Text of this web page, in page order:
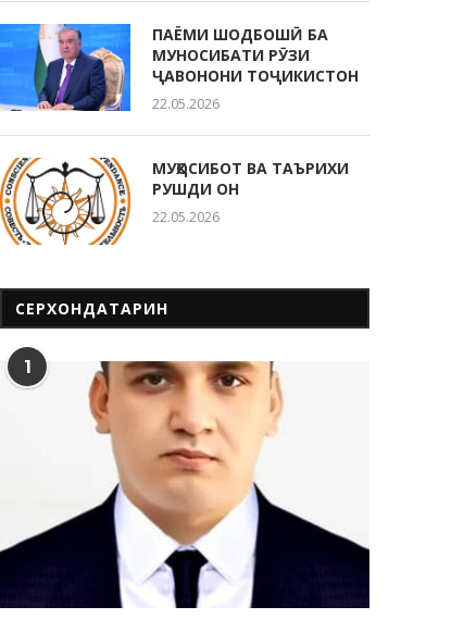
ПАЁМИ ШОДБОШӢ БА
МУНОСИБАТИ РӮЗИ
ҶАВОНОНИ ТОҶИКИСТОН
22.05.2026
МУҲОСИБОТ ВА ТАЪРИХИ
РУШДИ ОН
22.05.2026
СЕРХОНДАТАРИН
1